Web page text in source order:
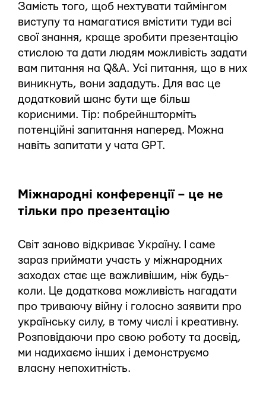
Замість того, щоб нехтувати таймінгом
виступу та намагатися вмістити туди всі
свої знання, краще зробити презентацію
стислою та дати людям можливість задати
вам питання на Q&A. Усі питання, що в них
виникнуть, вони зададуть. Для вас це
додатковий шанс бути ще більш
корисними. Tip: побрейншторміть
потенційні запитання наперед. Можна
навіть запитати у чата GPT.
Міжнародні конференції – це не
тільки про презентацію
Світ заново відкриває Україну. І саме
зараз приймати участь у міжнародних
заходах стає ще важливішим, ніж будь-
коли. Це додаткова можливість нагадати
про триваючу війну і голосно заявити про
українську силу, в тому числі і креативну.
Розповідаючи про свою роботу та досвід,
ми надихаємо інших і демонструємо
власну непохитність.